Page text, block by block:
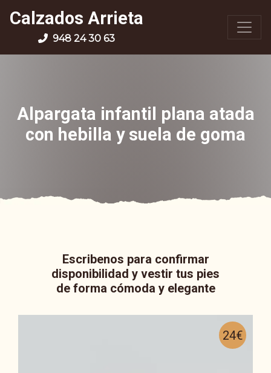
Calzados Arrieta
948 24 30 63
Alpargata infantil plana atada
con hebilla y suela de goma
Escribenos para confirmar
disponibilidad y vestir tus pies
de forma cómoda y elegante
24€